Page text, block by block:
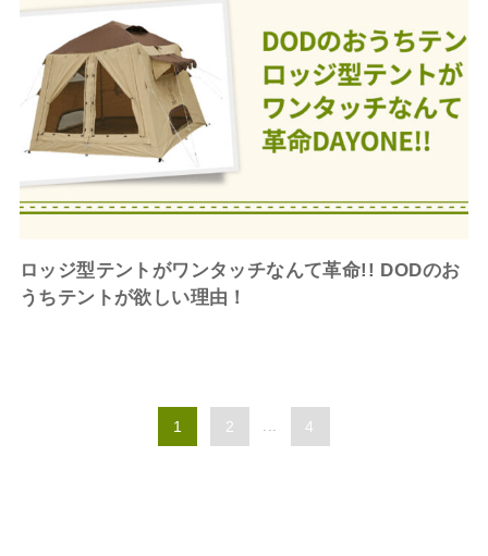
ロッジ型テントがワンタッチなんて革命!! DODのお
うちテントが欲しい理由！
1 2 4